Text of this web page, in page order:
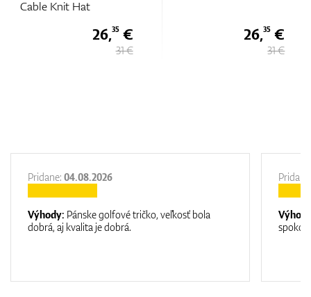
Pridane: 04.08.2026
Výhody: Pánske golfové tričko, veľkosť bola
dobrá, aj kvalita je dobrá.